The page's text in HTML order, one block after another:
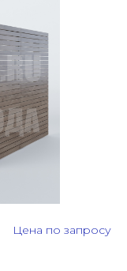
Цена по запросу